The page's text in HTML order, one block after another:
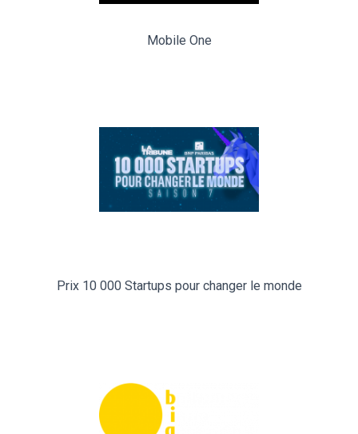
Mobile One
Prix 10 000 Startups pour changer le monde